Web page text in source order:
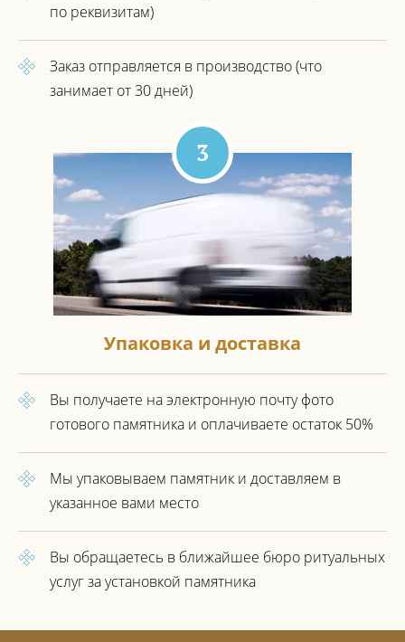
по реквизитам)
Заказ отправляется в производство(что
занимает от 30 дней)
3
Упаковка и доставка
Вы получаете на электронную почту фото
готового памятника и оплачиваете остаток 50%
Мы упаковываем памятник и доставляем в
указанное вами место
Вы обращаетесь в ближайшее бюро ритуальных
услуг за установкой памятника